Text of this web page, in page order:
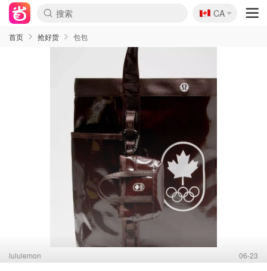
🇨🇦
CA
首页 抢好货 包包
lululemon 06-23